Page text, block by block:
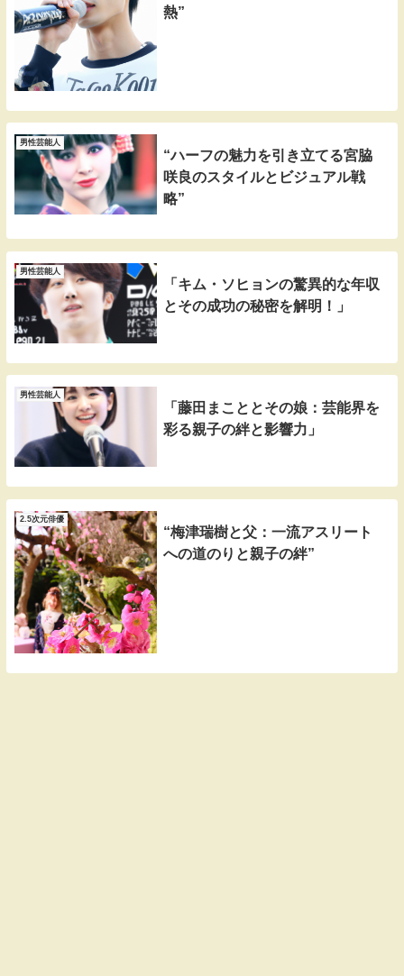
熱”
男性芸能人
“ハーフの魅力を引き立てる宮脇
咲良のスタイルとビジュアル戦
略”
男性芸能人
「キム・ソヒョンの驚異的な年収
とその成功の秘密を解明！」
男性芸能人
「藤田まこととその娘：芸能界を
彩る親子の絆と影響力」
2.5次元俳優
“梅津瑞樹と父：一流アスリート
への道のりと親子の絆”